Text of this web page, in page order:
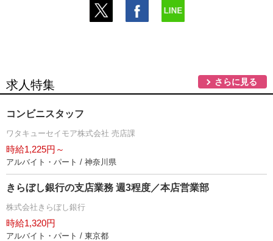
求人特集 さらに見る
コンビニスタッフ
ワタキューセイモア株式会社 売店課
時給1,225円～
アルバイト・パート / 神奈川県
きらぼし銀行の支店業務 週3程度／本店営業部
株式会社きらぼし銀行
時給1,320円
アルバイト・パート / 東京都